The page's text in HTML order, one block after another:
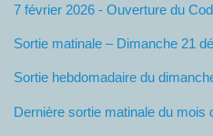
7 février 2026 - Ouverture du
Sortie matinale – Dimanche 21
Sortie hebdomadaire du
Dernière sortie matinale du mois